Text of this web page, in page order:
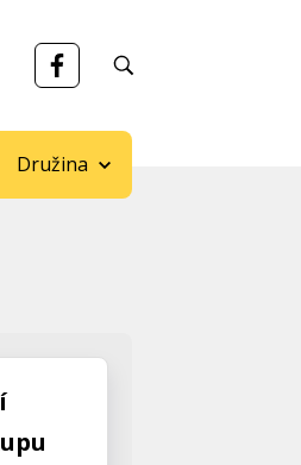
Družina